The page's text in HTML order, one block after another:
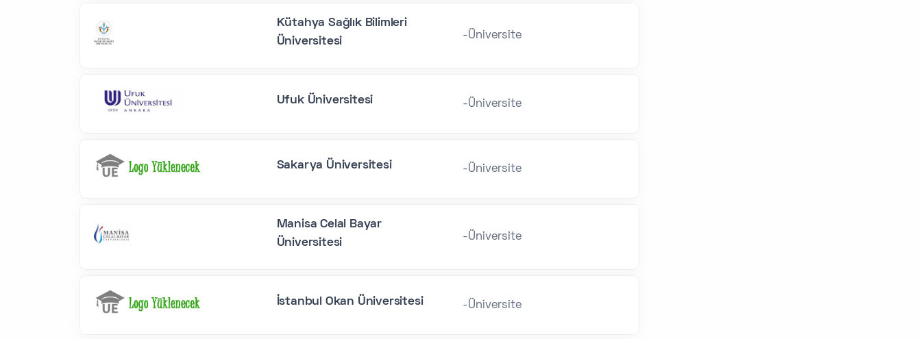
Kütahya Sağlık Bilimleri
Üniversitesi
-Üniversite
Ufuk Üniversitesi -Üniversite
Sakarya Üniversitesi -Üniversite
Manisa Celal Bayar
Üniversitesi
-Üniversite
İstanbul Okan Üniversitesi -Üniversite